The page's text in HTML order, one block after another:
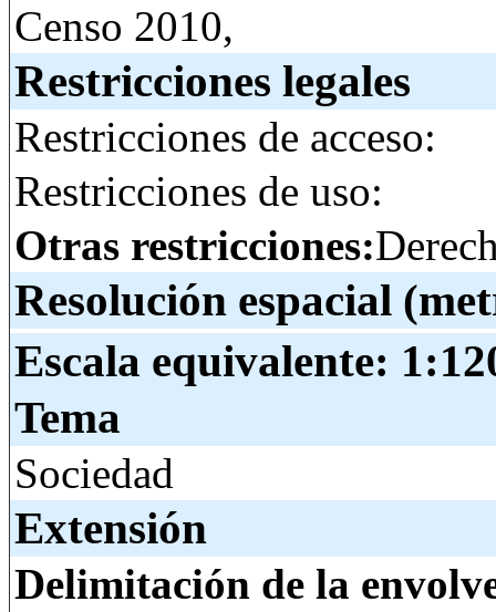
Censo 2010,
Restricciones legales
Restricciones de acceso:
Restricciones de uso:
Otras restricciones:
Resolución espacial
Escala equivalente:
Tema
Sociedad
Extensión
Delimitación de la